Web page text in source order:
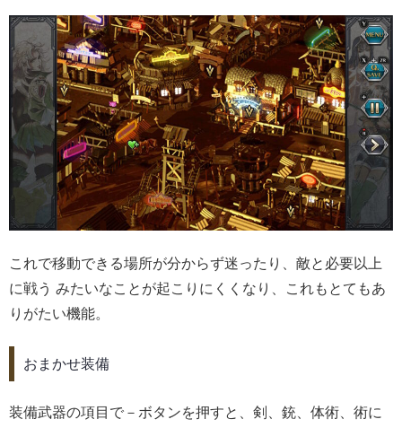
これで移動できる場所が分からず迷ったり、敵と必要以上
に戦う みたいなことが起こりにくくなり、これもとてもあ
りがたい機能。
おまかせ装備
装備武器の項目で－ボタンを押すと、剣、銃、体術、術に